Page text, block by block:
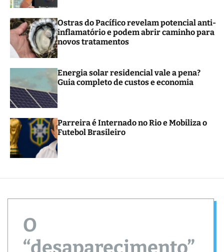
o
r
e
Ostras do Pacífico revelam potencial anti-
inflamatório e podem abrir caminho para
novos tratamentos
Energia solar residencial vale a pena?
Guia completo de custos e economia
Parreira é Internado no Rio e Mobiliza o
Futebol Brasileiro
O